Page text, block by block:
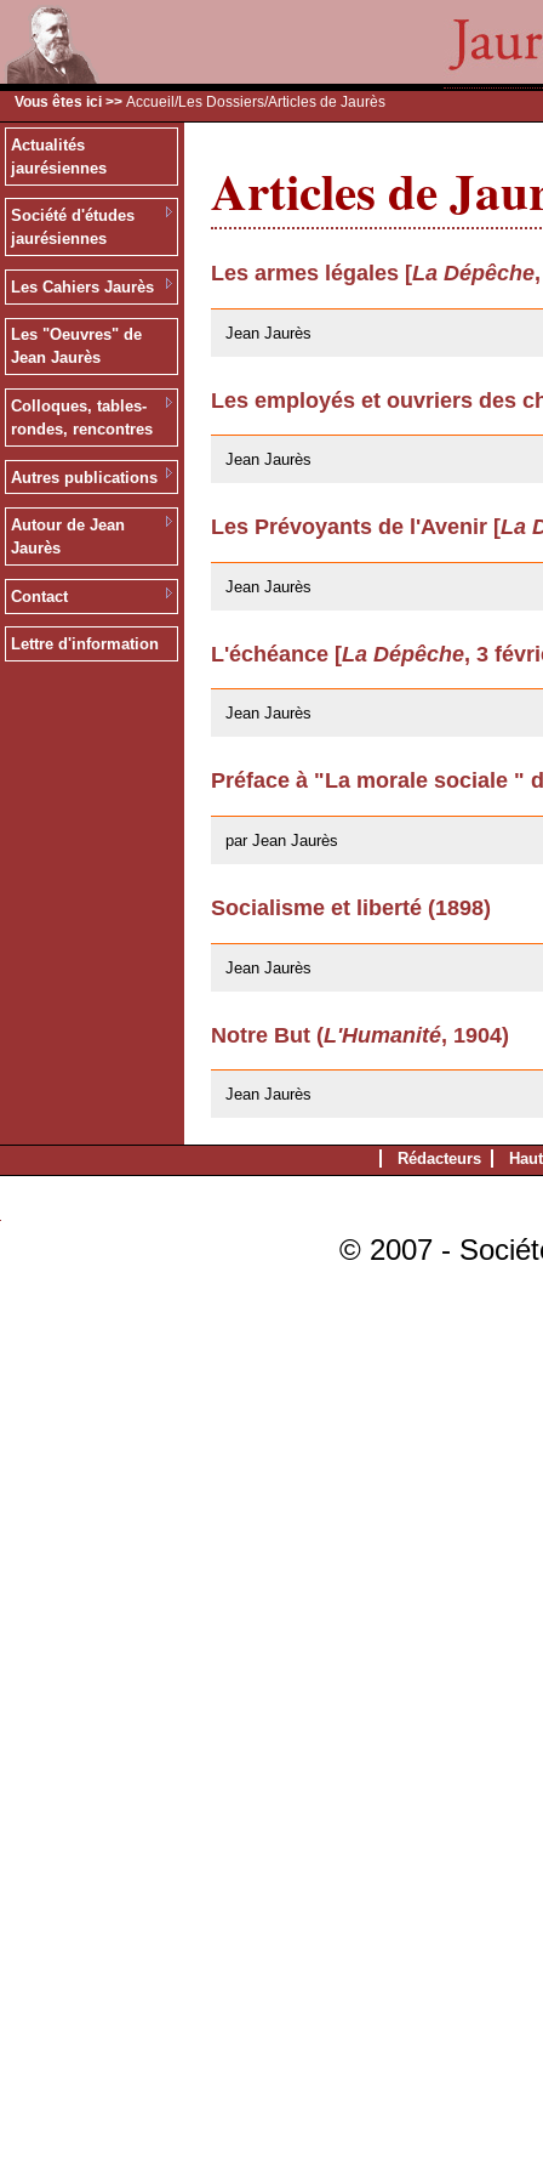
Vous êtes ici >> Accueil /Les Dossiers/Articles de Jaurès
Actualités
jaurésiennes
Société d'études
jaurésiennes
Les Cahiers Jaurès
Les "Oeuvres" de
Jean Jaurès
Colloques, tables-
rondes, rencontres
Autres publications
Autour de Jean
Jaurès
Contact
Lettre d'information
Articles de
Les armes légales [La Dépêche
Jean Jaurès
Les employés et ouvriers des
Jean Jaurès
Les Prévoyants de l'Avenir [La
Jean Jaurès
L'échéance [La Dépêche, 3
Jean Jaurès
Préface à "La morale sociale "
par Jean Jaurès
Socialisme et liberté (1898)
Jean Jaurès
Notre But (L'Humanité, 1904)
Jean Jaurès
Rédacteurs
© 2007 -